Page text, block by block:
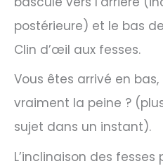
postérieure) et le bas
Clin d’œil aux fesses.
Vous êtes arrivé en
vraiment la peine ?
sujet dans un instant).
L’inclinaison des